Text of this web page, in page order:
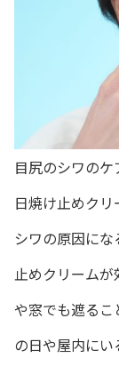
目尻のシワの
日焼け止めクリ
シワの原因に
止めクリームが
や窓でも遮るこ
の日や屋内にい